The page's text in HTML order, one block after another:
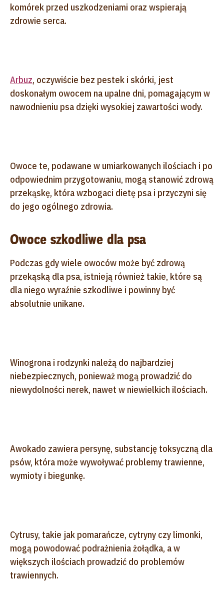
komórek przed uszkodzeniami oraz wspierają
zdrowie serca.
Arbuz, oczywiście bez pestek i skórki, jest
doskonałym owocem na upalne dni, pomagającym w
nawodnieniu psa dzięki wysokiej zawartości wody.
Owoce te, podawane w umiarkowanych ilościach i po
odpowiednim przygotowaniu, mogą stanowić zdrową
przekąskę, która wzbogaci dietę psa i przyczyni się
do jego ogólnego zdrowia.
Owoce szkodliwe dla psa
Podczas gdy wiele owoców może być zdrową
przekąską dla psa, istnieją również takie, które są
dla niego wyraźnie szkodliwe i powinny być
absolutnie unikane.
Winogrona i rodzynki należą do najbardziej
niebezpiecznych, ponieważ mogą prowadzić do
niewydolności nerek, nawet w niewielkich ilościach.
Awokado zawiera persynę, substancję toksyczną dla
psów, która może wywoływać problemy trawienne,
wymioty i biegunkę.
Cytrusy, takie jak pomarańcze, cytryny czy limonki,
mogą powodować podrażnienia żołądka, a w
większych ilościach prowadzić do problemów
trawiennych.